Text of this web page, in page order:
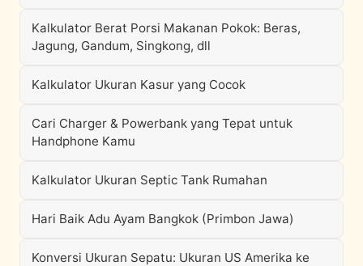
Kalkulator Berat Porsi Makanan Pokok: Beras,
Jagung, Gandum, Singkong, dll
Kalkulator Ukuran Kasur yang Cocok
Cari Charger & Powerbank yang Tepat untuk
Handphone Kamu
Kalkulator Ukuran Septic Tank Rumahan
Hari Baik Adu Ayam Bangkok (Primbon Jawa)
Konversi Ukuran Sepatu: Ukuran US Amerika ke